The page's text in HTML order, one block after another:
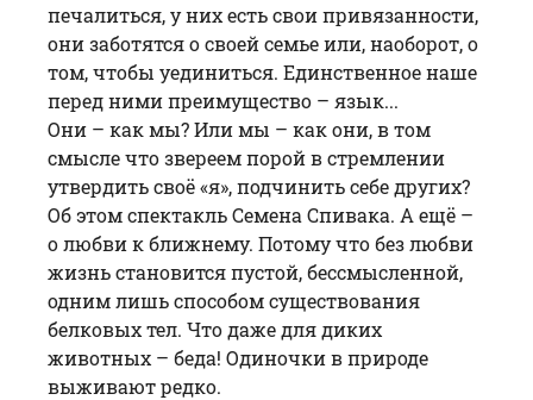
печалиться, у них есть свои привязанности,
они заботятся о своей семье или, наоборот, о
том, чтобы уединиться. Единственное наше
перед ними преимущество – язык...
Они – как мы? Или мы – как они, в том
смысле что звереем порой в стремлении
утвердить своё «я», подчинить себе других?
Об этом спектакль Семена Спивака. А ещё –
о любви к ближнему. Потому что без любви
жизнь становится пустой, бессмысленной,
одним лишь способом существования
белковых тел. Что даже для диких
животных – беда! Одиночки в природе
выживают редко.